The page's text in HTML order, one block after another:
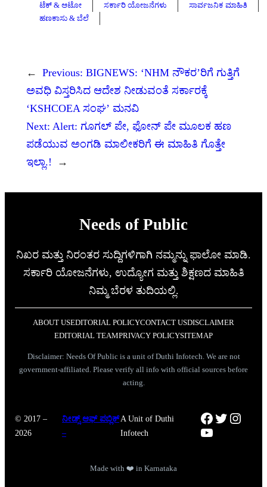
ಟೆಕ್ & ಆಟೋ
ಸರ್ಕಾರಿ ಯೋಜನೆಗಳು
ಸಾರ್ವಜನಿಕ ಮಾಹಿತಿ
ಹಣಕಾಸು & ಬೆಲೆ
← Previous: BIGNEWS: ‘NHM ನೌಕರ’ರಿಗೆ ಗುತ್ತಿಗೆ
ಅವಧಿ ವಿಸ್ತರಿಸಿದ ಆದೇಶ ನೀಡುವಂತೆ ಸರ್ಕಾರಕ್ಕೆ
‘KSHCOEA ಸಂಘ’ ಮನವಿ
Next: Alert: ಗೂಗಲ್ ಪೇ, ಫೋನ್ ಪೇ ಮೂಲಕ ಹಣ
ಪಡೆಯುವ ಅಂಗಡಿ ಮಾಲೀಕರಿಗೆ ಈ ಮಾಹಿತಿ ಗೊತ್ತೇ
ಇಲ್ಲಾ.!
→
Needs of Public
ನಿಖರ ಮತ್ತು ನಿರಂತರ ಸುದ್ದಿಗಳಿಗಾಗಿ ನಮ್ಮನ್ನು ಫಾಲೋ ಮಾಡಿ.
ಸರ್ಕಾರಿ ಯೋಜನೆಗಳು, ಉದ್ಯೋಗ ಮತ್ತು ಶಿಕ್ಷಣದ ಮಾಹಿತಿ
ನಿಮ್ಮ ಬೆರಳ ತುದಿಯಲ್ಲಿ.
ABOUT USEDITORIAL POLICYCONTACT USDISCLAIMER
EDITORIAL TEAMPRIVACY POLICYSITEMAP
Disclaimer: Needs Of Public is a unit of Duthi Infotech. We are not
government-affiliated. Please verify all info with official sources before
acting.
© 2017 –
2026
ನೀಡ್ಸ್ ಆಫ್ ಪಬ್ಲಿಕ್
–
A Unit of Duthi
Infotech
Facebook
Twitter
YouTube
Made with ❤️ in Karnataka